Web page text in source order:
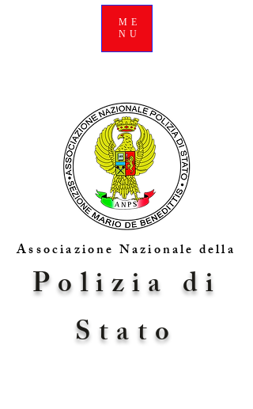
ME
NU
Associazione Nazionale della
Polizia di
Stato